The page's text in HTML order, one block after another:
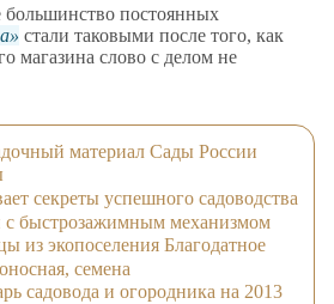
постоянных
стали таковыми после того, как
магазина слово с делом не
материал Сады России
секреты успешного садоводства
быстрозажимным механизмом
из экопоселения Благодатное
семена
садовода и огородника на 2013